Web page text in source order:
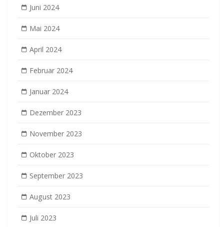
Juni 2024
Mai 2024
April 2024
Februar 2024
Januar 2024
Dezember 2023
November 2023
Oktober 2023
September 2023
August 2023
Juli 2023